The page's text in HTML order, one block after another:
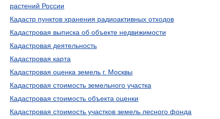
растений России
Кадастр пунктов хранения радиоактивных отходов
Кадастровая выписка об объекте недвижимости
Кадастровая деятельность
Кадастровая карта
Кадастровая оценка земель г. Москвы
Кадастровая стоимость земельного участка
Кадастровая стоимость объекта оценки
Кадастровая стоимость участков земель лесного фонда